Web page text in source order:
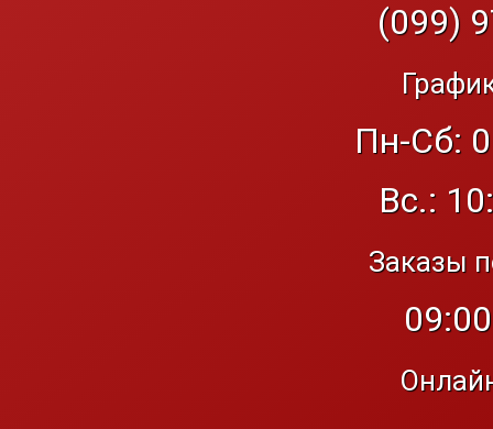
(099)
Пн-Сб:
Вс.:
Заказы